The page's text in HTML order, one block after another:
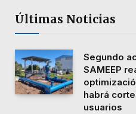
Últimas Noticias
Segundo
SAMEEP
habrá
usuarios